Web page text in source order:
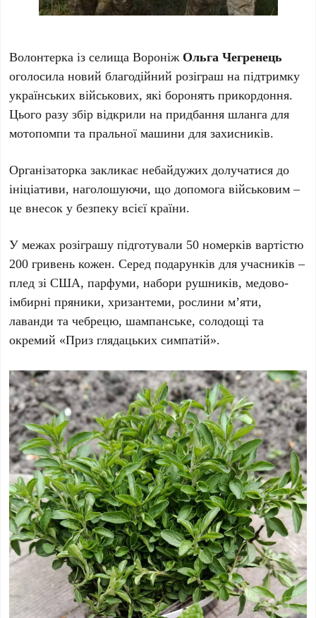
Волонтерка із селища Вороніж Ольга Чегренець
оголосила новий благодійний розіграш на підтримку
українських військових, які боронять прикордоння.
Цього разу збір відкрили на придбання шланга для
мотопомпи та пральної машини для захисників.
Організаторка закликає небайдужих долучатися до
ініціативи, наголошуючи, що допомога військовим –
це внесок у безпеку всієї країни.
У межах розіграшу підготували 50 номерків вартістю
200 гривень кожен. Серед подарунків для учасників –
плед зі США, парфуми, набори рушників, медово-
імбирні пряники, хризантеми, рослини м’яти,
лаванди та чебрецю, шампанське, солодощі та
окремий «Приз глядацьких симпатій».